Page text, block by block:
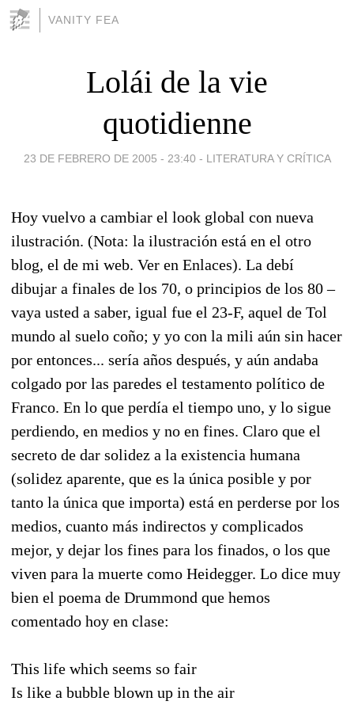
VANITY FEA
Lolái de la vie
quotidienne
23 DE FEBRERO DE 2005 - 23:40 - LITERATURA Y CRÍTICA
Hoy vuelvo a cambiar el look global con nueva
ilustración. (Nota: la ilustración está en el otro
blog, el de mi web. Ver en Enlaces). La debí
dibujar a finales de los 70, o principios de los 80 –
vaya usted a saber, igual fue el 23-F, aquel de Tol
mundo al suelo coño; y yo con la mili aún sin hacer
por entonces... sería años después, y aún andaba
colgado por las paredes el testamento político de
Franco. En lo que perdía el tiempo uno, y lo sigue
perdiendo, en medios y no en fines. Claro que el
secreto de dar solidez a la existencia humana
(solidez aparente, que es la única posible y por
tanto la única que importa) está en perderse por los
medios, cuanto más indirectos y complicados
mejor, y dejar los fines para los finados, o los que
viven para la muerte como Heidegger. Lo dice muy
bien el poema de Drummond que hemos
comentado hoy en clase:
This life which seems so fair
Is like a bubble blown up in the air